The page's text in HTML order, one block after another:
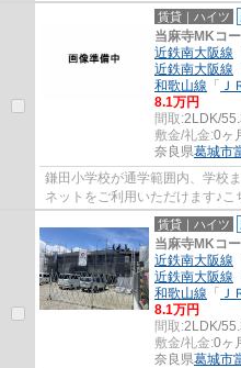
があるのもポイント。地域密着
賃貸｜ハイツ
当麻寺MKコ
近鉄南大阪線
近鉄南大阪線
和歌山線 「 Ｊ
8.1万円
間取:2LDK/
敷金/礼金:0ヶ
奈良県葛城市
鎌田小学校が通学範囲内、学校
ネットをご利用いただけます♪
飼うことができます♪葛城市や近
賃貸｜ハイツ
当麻寺MKコ
近鉄南大阪線
近鉄南大阪線
和歌山線 「 Ｊ
8.1万円
間取:2LDK/
敷金/礼金:0ヶ
奈良県葛城市